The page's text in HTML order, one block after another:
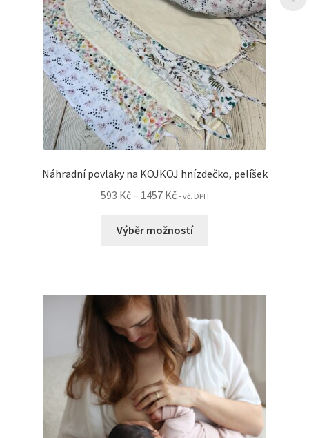
stránce
produktu
Náhradní povlaky na KOJKOJ hnízdečko, pelíšek
593 Kč– 1457 KčRozpětí
593 Kč
- vč. DPH
Výběr možností
variant.
lze
vybrat
na
stránce
produktu